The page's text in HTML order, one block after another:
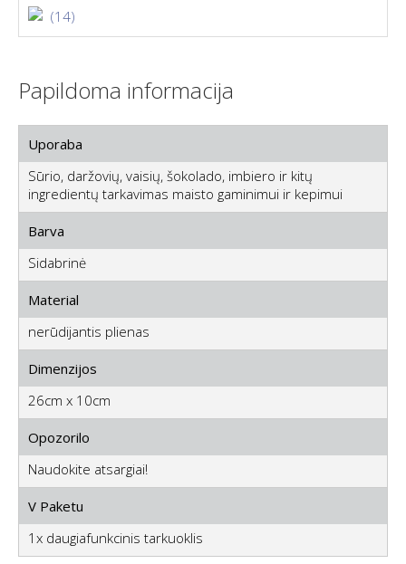
(14)
Papildoma informacija
Uporaba
Sūrio, daržovių, vaisių, šokolado, imbiero ir kitų
ingredientų tarkavimas maisto gaminimui ir kepimui
Barva
Sidabrinė
Material
nerūdijantis plienas
Dimenzijos
26cm x 10cm
Opozorilo
Naudokite atsargiai!
V Paketu
1x daugiafunkcinis tarkuoklis